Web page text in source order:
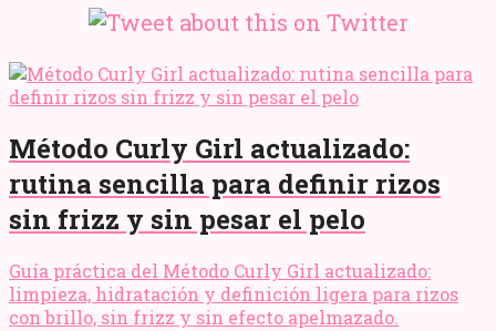
Método Curly Girl actualizado:
rutina sencilla para definir rizos
sin frizz y sin pesar el pelo
Guía práctica del Método Curly Girl actualizado:
limpieza, hidratación y definición ligera para rizos
con brillo, sin frizz y sin efecto apelmazado.